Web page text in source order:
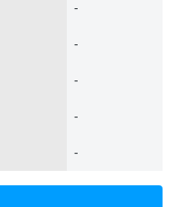
-
-
-
-
-